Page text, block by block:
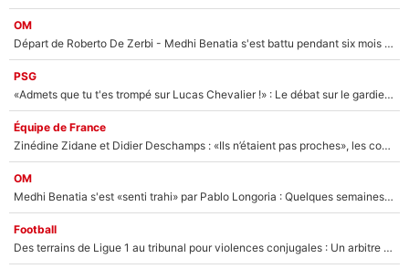
OM
Départ de Roberto De Zerbi - Medhi Benatia s'est battu pendant six mois pour le retenir à l'OM, le PSG a été le naufrage de trop : «Je pars avec toi»
PSG
«Admets que tu t'es trompé sur Lucas Chevalier !» : Le débat sur le gardien du PSG vire au clash à l'After Foot
Équipe de France
Zinédine Zidane et Didier Deschamps : «Ils n’étaient pas proches», les confidences d’un membre de l’équipe de France 1998 sur leur relation spéciale
OM
Medhi Benatia s'est «senti trahi» par Pablo Longoria : Quelques semaines après son départ, l'ancien directeur de football de l'OM règle ses comptes
Football
Des terrains de Ligue 1 au tribunal pour violences conjugales : Un arbitre français encourt une peine de 18 mois de prison !